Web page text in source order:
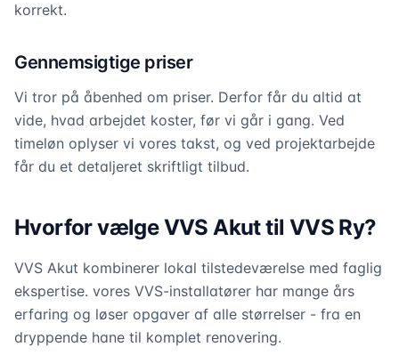
korrekt.
Gennemsigtige priser
Vi tror på åbenhed om priser. Derfor får du altid at
vide, hvad arbejdet koster, før vi går i gang. Ved
timeløn oplyser vi vores takst, og ved projektarbejde
får du et detaljeret skriftligt tilbud.
Hvorfor vælge VVS Akut til VVS Ry?
VVS Akut kombinerer lokal tilstedeværelse med faglig
ekspertise. vores VVS-installatører har mange års
erfaring og løser opgaver af alle størrelser - fra en
dryppende hane til komplet renovering.